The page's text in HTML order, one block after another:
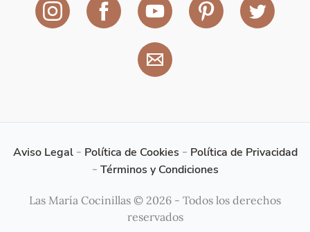
Aviso Legal- Política de Cookies - Política de Privacidad
- Términos y Condiciones
Las María Cocinillas © 2026 - Todos los derechos
reservados